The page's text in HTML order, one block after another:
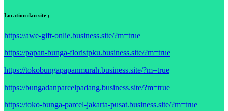
Location dan site ;
https://awe-gift-onlie.business.site/?m=true
https://papan-bunga-floristpku.business.site/?m=true
https://tokobungapapanmurah.business.site/?m=true
https://bungadanparcelpadang.business.site/?m=true
https://toko-bunga-parcel-jakarta-pusat.business.site/?m=true